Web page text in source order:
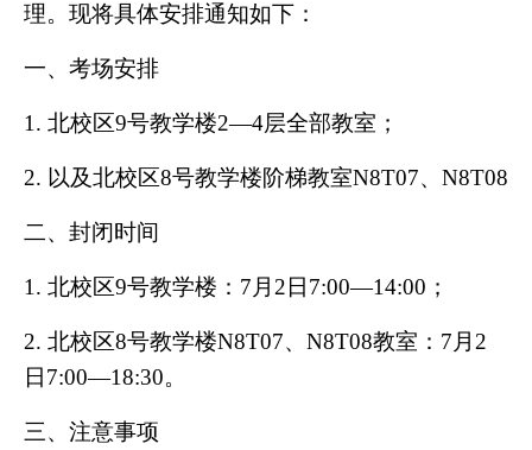
理。现将具体安排通知如下：
一、考场安排
1. 北校区9号教学楼2—4层全部教室；
2. 以及北校区8号教学楼阶梯教室N8T07、N8T08
二、封闭时间
1. 北校区9号教学楼：7月2日7:00—14:00；
2. 北校区8号教学楼N8T07、N8T08教室：7月2
日7:00—18:30。
三、注意事项